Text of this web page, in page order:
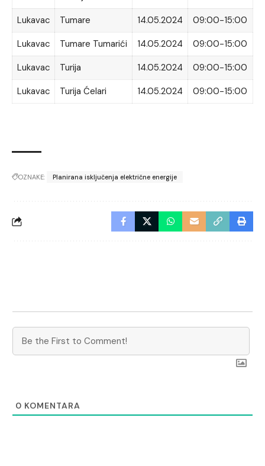
Lukavac
Tumare 14.05.2024
09:00-15:00
Lukavac
Tumare Tumarići 14.05.2024
09:00-15:00
Lukavac
Turija 14.05.2024
09:00-15:00
Lukavac
Turija Ćelari 14.05.2024 09:00-15:00
OZNAKE: Planirana isključenja električne energije
0 KOMENTARA